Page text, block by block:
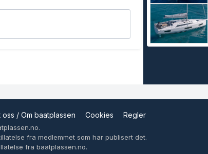
oss / Om baatplassen Cookies Regler
fra medlemmet som har publisert det.
fra baatplassen.no.